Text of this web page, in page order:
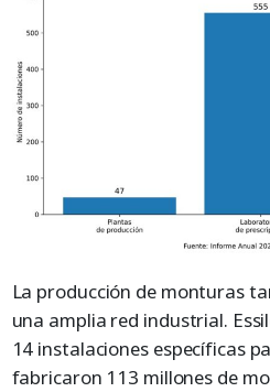
La producción de monturas
una amplia red industrial.
14 instalaciones específicas
fabricaron 113 millones de